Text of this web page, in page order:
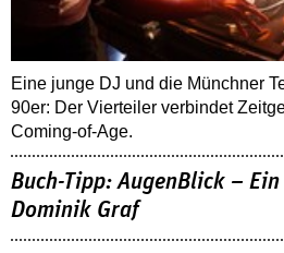
Eine junge DJ und die Münchner
90er: Der Vierteiler verbindet
Coming-of-Age.
Buch-Tipp: AugenBlick –
Dominik Graf